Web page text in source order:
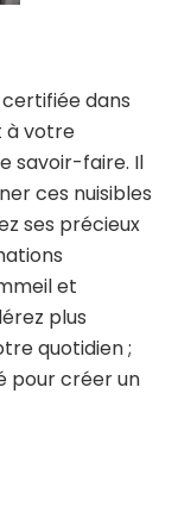
dans
à votre
savoir-faire. Il
ces nuisibles
ses précieux
et
plus
quotidien ;
pour créer un